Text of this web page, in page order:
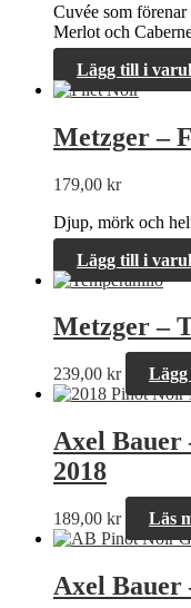
Cuvée som förenar
Merlot och
Lägg till i
Metzger –
179,00 kr
Djup, mörk och
Lägg till i
Metzger –
239,00 kr
Axel
2018
189,00 kr Läs
Axel